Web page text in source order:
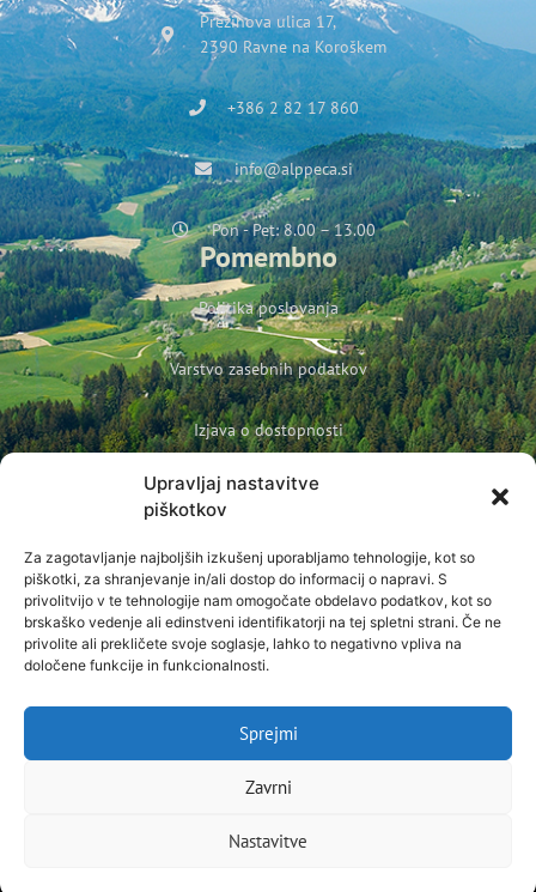
Upravljaj nastavitve
piškotkov
Za zagotavljanje najboljših izkušenj uporabljamo tehnologije, kot so
piškotki, za shranjevanje in/ali dostop do informacij o napravi. S
privolitvijo v te tehnologije nam omogočate obdelavo podatkov, kot so
brskaško vedenje ali edinstveni identifikatorji na tej spletni strani. Če ne
privolite ali prekličete svoje soglasje, lahko to negativno vpliva na
določene funkcije in funkcionalnosti.
Sprejmi
Zavrni
Nastavitve
Prežihova ulica 17,
2390 Ravne na Koroškem
+386 2 82 17 860
info@alppeca.si
Pon - Pet: 8.00 – 13.00
Pomembno
Politika poslovanja
Varstvo zasebnih podatkov
Izjava o dostopnosti
Politika podjetja o varovanju otrok in mladoletnih oseb
Prijava na novice
Ime
E-pošta
Prijavi se na novice